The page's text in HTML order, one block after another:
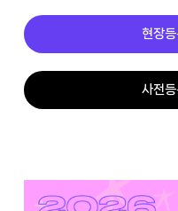
현장등
사전등